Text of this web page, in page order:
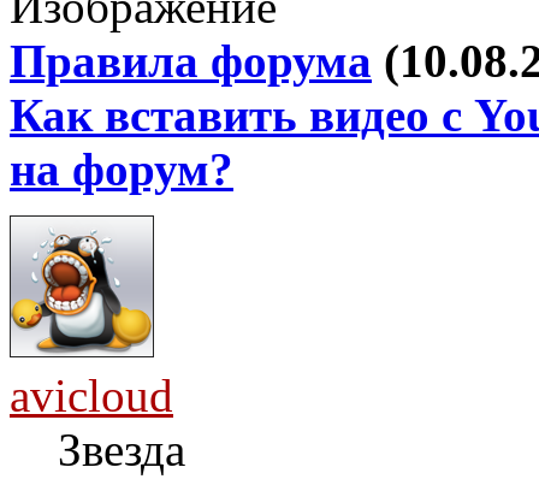
Правила форума
Как вставить видео с
на форум?
avicloud
Звезда